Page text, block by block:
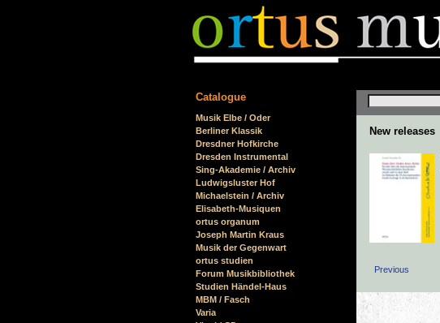
Keywords
New releases
Previous
Catalogue
Skip
navigation
Musik Elbe / Oder
Berliner Klassik
Dresdner Hofkirche
Dresden Instrumental
Sing-Akademie / Archiv
Ludwigsluster Hof
Michaelstein / Archiv
Elisabeth-Musiquen
ortus organum
Joseph Martin Kraus
Musik der Gegenwart
ortus studien
Forum Musikbibliothek
Studien Händel-Haus
MBM / Fasch
Varia